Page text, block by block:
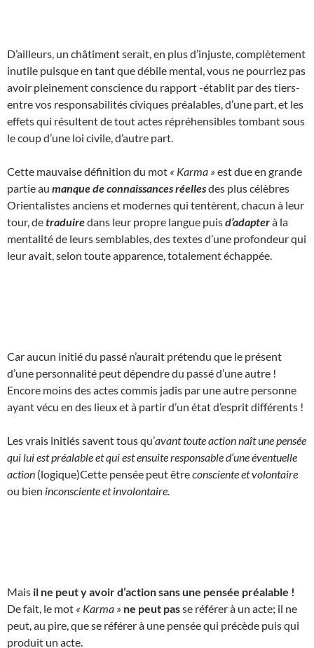
D’ailleurs, un châtiment serait, en plus d’injuste, complètement
inutile puisque en tant que débile mental, vous ne pourriez pas
avoir pleinement conscience du rapport -établit par des tiers-
entre vos responsabilités civiques préalables, d’une part, et les
effets qui résultent de tout actes répréhensibles tombant sous
le coup d’une loi civile, d’autre part.
Cette mauvaise définition du mot « Karma » est due en grande
partie au manque de connaissances réellesdes plus célèbres
Orientalistes anciens et modernes qui tentèrent, chacun à leur
tour, detraduiredans leur propre langue puisd’adapterà la
mentalité de leurs semblables, des textes d’une profondeur qui
leur avait, selon toute apparence, totalement échappée.
Car aucun initié du passé n’aurait prétendu que le présent
d’une personnalité peut dépendre du passé d’une autre !
Encore moins des actes commis jadis par une autre personne
ayant vécu en des lieux et à partir d’un état d’esprit différents !
Les vrais initiés savent tous qu’avant toute action naît une pensée
qui lui est préalable et qui est ensuite responsable d’une éventuelle
action (logique)Cette pensée peut êtreconsciente et volontaire
ou bien inconsciente et involontaire.
Mais il ne peut y avoir d’action sans une pensée préalable !
De fait, le mot « Karma » ne peut passe référer à un acte; il ne
peut, au pire, que se référer à une pensée qui précède puis qui
produit un acte.